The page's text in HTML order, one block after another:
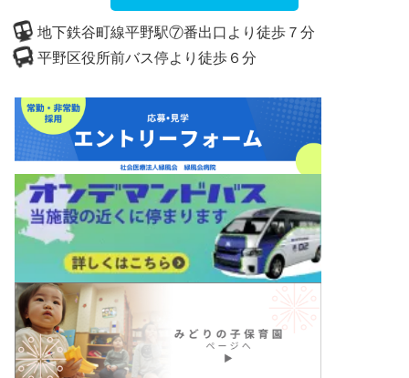
地下鉄谷町線平野駅⑦番出口より徒歩７分
平野区役所前バス停より徒歩６分